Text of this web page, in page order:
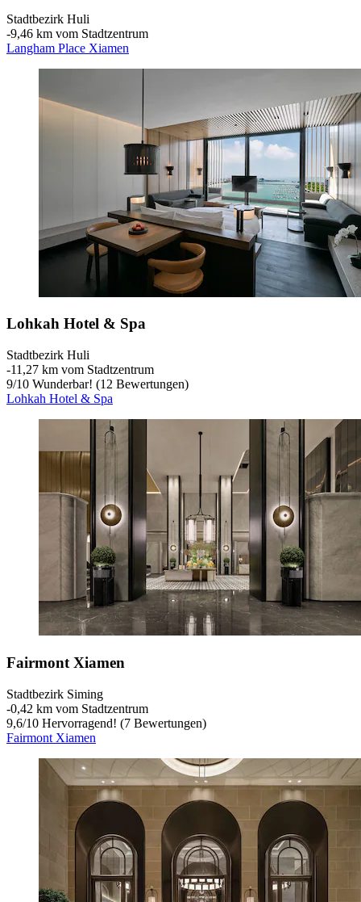
Stadtbezirk Huli
‐9,46 km vom Stadtzentrum
Langham Place Xiamen
Lohkah Hotel & Spa
Stadtbezirk Huli
‐11,27 km vom Stadtzentrum
9/10 Wunderbar! (12 Bewertungen)
Lohkah Hotel & Spa
Fairmont Xiamen
Stadtbezirk Siming
‐0,42 km vom Stadtzentrum
9,6/10 Hervorragend! (7 Bewertungen)
Fairmont Xiamen